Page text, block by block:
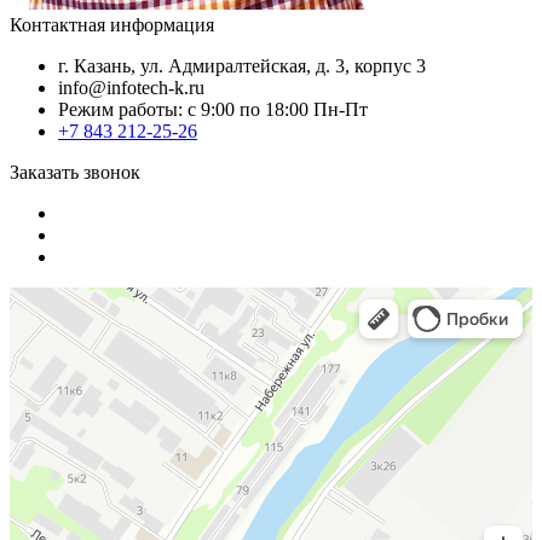
Контактная информация
г. Казань, ул. Адмиралтейская, д. 3, корпус 3
info@infotech-k.ru
Режим работы: с 9:00 по 18:00 Пн-Пт
+7 843 212-25-26
Заказать звонок